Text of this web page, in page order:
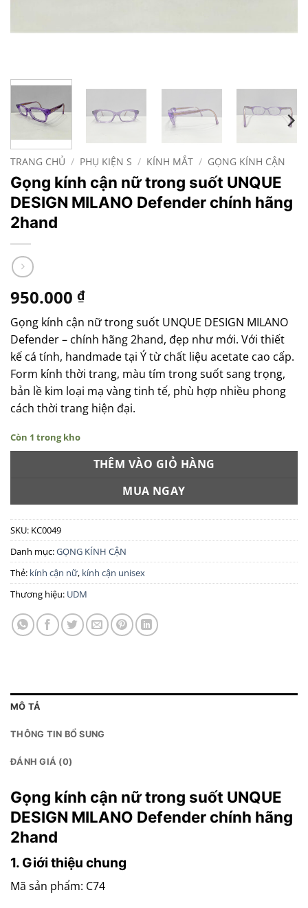
TRANG CHỦ / PHỤ KIỆN S / KÍNH MẮT / GỌNG KÍNH CẬN
Gọng kính cận nữ trong suốt UNQUE
DESIGN MILANO Defender chính hãng
2hand
950.000 ₫
Gọng kính cận nữ trong suốt UNQUE DESIGN MILANO
Defender – chính hãng 2hand, đẹp như mới. Với thiết
kế cá tính, handmade tại Ý từ chất liệu acetate cao cấp.
Form kính thời trang, màu tím trong suốt sang trọng,
bản lề kim loại mạ vàng tinh tế, phù hợp nhiều phong
cách thời trang hiện đại.
Còn 1 trong kho
THÊM VÀO GIỎ HÀNG
MUA NGAY
SKU: KC0049
Danh mục:GỌNG KÍNH CẬN
Thẻ: kính cận nữ, kính cận unisex
Thương hiệu: UDM
MÔ TẢ
THÔNG TIN BỔ SUNG
ĐÁNH GIÁ (0)
Gọng kính cận nữ trong suốt UNQUE
DESIGN MILANO Defender chính hãng
2hand
1. Giới thiệu chung
Mã sản phẩm: C74